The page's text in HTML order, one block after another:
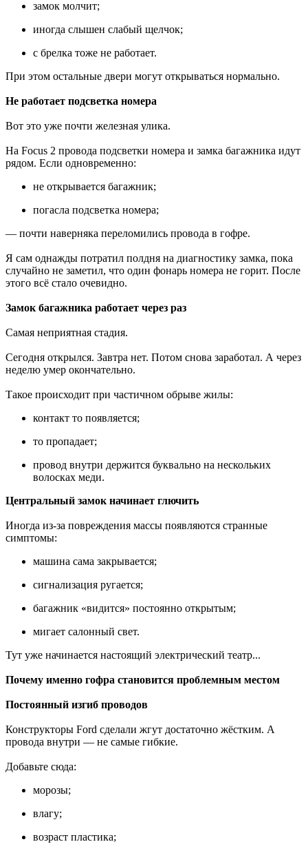
замок молчит;
иногда слышен слабый щелчок;
с брелка тоже не работает.
При этом остальные двери могут открываться нормально.
Не работает подсветка номера
Вот это уже почти железная улика.
На Focus 2 провода подсветки номера и замка багажника идут
рядом. Если одновременно:
не открывается багажник;
погасла подсветка номера;
— почти наверняка переломились провода в гофре.
Я сам однажды потратил полдня на диагностику замка, пока
случайно не заметил, что один фонарь номера не горит. После
этого всё стало очевидно.
Замок багажника работает через раз
Самая неприятная стадия.
Сегодня открылся. Завтра нет. Потом снова заработал. А через
неделю умер окончательно.
Такое происходит при частичном обрыве жилы:
контакт то появляется;
то пропадает;
провод внутри держится буквально на нескольких
волосках меди.
Центральный замок начинает глючить
Иногда из-за повреждения массы появляются странные
симптомы:
машина сама закрывается;
сигнализация ругается;
багажник «видится» постоянно открытым;
мигает салонный свет.
Тут уже начинается настоящий электрический театр...
Почему именно гофра становится проблемным местом
Постоянный изгиб проводов
Конструкторы Ford сделали жгут достаточно жёстким. А
провода внутри — не самые гибкие.
Добавьте сюда:
морозы;
влагу;
возраст пластика;